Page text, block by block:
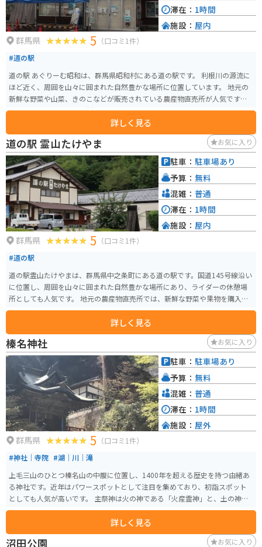
群馬県 5 （口コミ1件）
#道の駅
道の駅 あぐりーむ昭和は、群馬県昭和村にある道の駅です。 利根川の源流に
ほど近く、周囲を山々に囲まれた自然豊かな場所に位置しています。 地元の
新鮮な野菜や山菜、きのこなどが販売されている農産物直売所が人気です。
レストランでは、地元食材を使った料理や、群馬名物のひもかわうどんも味
暮らしを体験することができます。 バイクで訪れる際は、道の駅から見える
武尊山など、周辺の景色を楽しみながらのツーリングがおすすめです。 春に
は桜、秋には紅葉の名所としても知られており、四季折々の自然を楽しむこ
とができます。 【おすすめのお土産】 * 昭和村産の新鮮野菜 * きのこ * 山菜
* ひもかわうどん
詳しく見る
滞在： 1時間
施設： 屋内
道の駅 霊山たけやま お気に入り
群馬県 5 （口コミ1件）
#道の駅
道の駅霊山たけやまは、群馬県中之条町にある道の駅です。国道145号線沿い
に位置し、周囲を山々に囲まれた自然豊かな場所にあり、ライダーの休憩場
所としても人気です。 地元の農産物直売所では、新鮮な野菜や果物を購入す
ることができます。特に、地元産のりんごやこんにゃくは人気です。また、レ
ストランでは、地元の食材を使った料理を楽しむことができます。おすすめ
は、山菜を使ったそばやうどん、そして、群馬名物のひもかわうどんです。
道の駅霊山たけやまから少し足を延ばせば、草津温泉や四万温泉など、群馬
県を代表する温泉地にもアクセスできます。
詳しく見る
駐車： 駐車場あり
予算： 無料
混雑： 普通
滞在： 1時間
施設： 屋内
榛名神社 お気に入り
群馬県 5 （口コミ1件）
#神社｜寺院 #湖｜川｜滝
上毛三山のひとつ榛名山の中腹に位置し、1400年を超える歴史を持つ由緒あ
る神社です。近年はパワースポットとして注目を集めており、初詣スポット
としても人気が高いです。 主祭神は火の神である「火産霊神」と、土の神で
ある「埴山毘売神」を祀り、古くから鎮火、開運、五穀豊穣、商売繁盛のご
詳しく見る
駐車： 駐車場あり
予算： 無料
混雑： 普通
滞在： 1時間
施設： 屋外
沼田公園 お気に入り